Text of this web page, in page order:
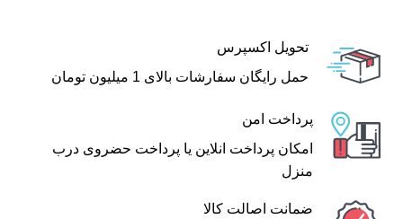
تحویل اکسپرس
حمل رایگان سفارشات بالای 1 میلیون تومان
پرداخت امن
امکان پرداخت انلاین یا پرداخت حضروی درب
منزل
ضمانت اصالت کالا